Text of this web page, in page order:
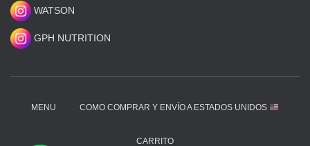
WATSON
GPH NUTRITION
MENU COMO COMPRAR Y ENVÍO A ESTADOS UNIDOS
CARRITO